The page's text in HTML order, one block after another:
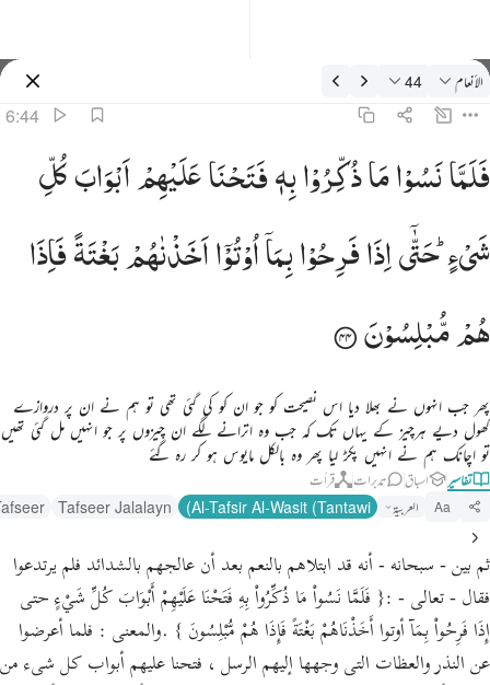
تفسیر: الأنعام 6:44
الأنعام 44
6:44
فلما نسوا ما ذكروا به فتحنا عليهم ابواب كل شيء حتى اذا فرحوا بما اوتوا اخذناهم بغتة فاذا هم مبلسون ٤٤
فَلَمَّا نَسُوا۟ مَا ذُكِّرُوا۟ بِهِۦ فَتَحْنَا عَلَيْهِمْ أَبْوَٰبَ كُلِّ شَىْءٍ حَتَّىٰٓ إِذَا فَرِحُوا۟ بِمَآ أُوتُوٓا۟ أَخَذْنَـٰهُم بَغْتَةًۭ
فَلَمَّانَسُوْامَاذُكِّرُوْابِهٖفَتَحْنَاعَلَیْهِمْاَبْوَابَكُلِّ
شَیْءٍ ؕحَتّٰۤیاِذَافَرِحُوْابِمَاۤاُوْتُوْۤااَخَذْنٰهُمْبَغْتَةًفَاِذَا
هُمْمُّبْلِسُوْنَ
پھر جب انہوں نے بھلا دیا اس نصیحت کو جو ان کو کی گئی تھی تو ہم نے ان پر دروازے
کھول دیے ہرچیز کے یہاں تک کہ جب وہ اترانے لگے ان چیزوں پر جو انہیں مل گئی تھیں
تو اچانک ہم نے انہیں پکڑ لیا پھر وہ بالکل مایوس ہو کر رہ گئے
تفاسیر اسباق تدبرات قرأت
Aa العربية Al-Tafsir Al-Wasit (Tantawi)
Tafseer Jalalayn
ثم بين - سبحانه - أنه قد ابتلاهم بالنعم بعد أن عالجهم بالشدائد فلم يرتدعوا
فقال - تعالى - :{ فَلَمَّا نَسُواْ مَا ذُكِّرُواْ بِهِ فَتَحْنَا عَلَيْهِمْ أَبْوَابَ كُلِّ شَيْءٍ حتى
إِذَا فَرِحُواْ بِمَآ أوتوا أَخَذْنَاهُمْ بَغْتَةً فَإِذَا هُمْ مُّبْلِسُونَ } .والمعنى : فلما أعرضوا
عن النذر والعظات التى وجهها إليهم الرسل ، فتحنا عليهم أبواب كل شىء من